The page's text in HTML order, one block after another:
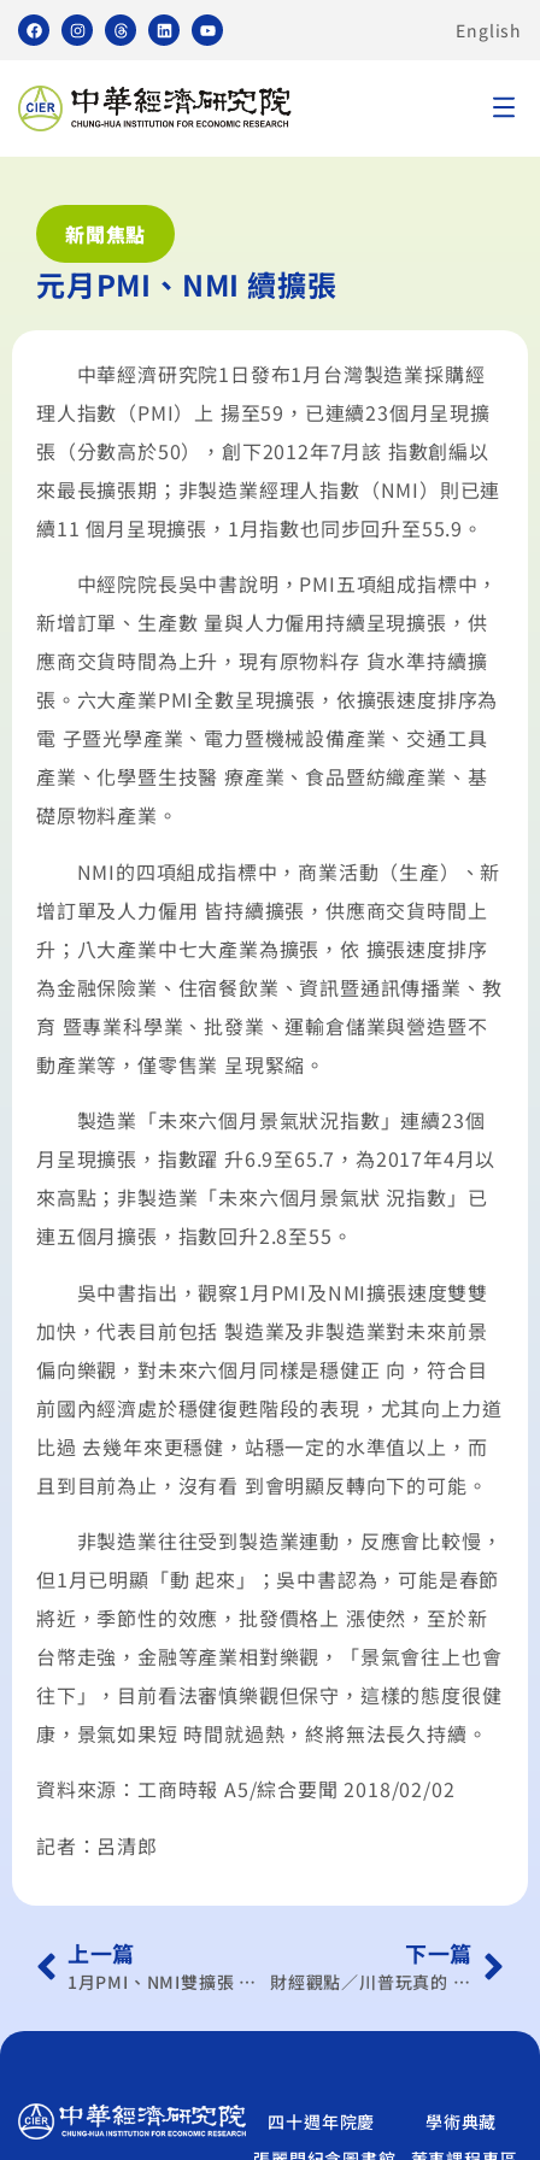
English
新聞焦點
元月PMI、NMI 續擴張
中華經濟研究院1日發布1月台灣製造業採購經
理人指數（PMI）上 揚至59，已連續23個月呈現擴
張（分數高於50），創下2012年7月該 指數創編以
來最長擴張期；非製造業經理人指數（NMI）則已連
續11 個月呈現擴張，1月指數也同步回升至55.9。
中經院院長吳中書說明，PMI五項組成指標中，
新增訂單、生產數 量與人力僱用持續呈現擴張，供
應商交貨時間為上升，現有原物料存 貨水準持續擴
張。六大產業PMI全數呈現擴張，依擴張速度排序為
電 子暨光學產業、電力暨機械設備產業、交通工具
產業、化學暨生技醫 療產業、食品暨紡織產業、基
礎原物料產業。
NMI的四項組成指標中，商業活動（生產）、新
增訂單及人力僱用 皆持續擴張，供應商交貨時間上
升；八大產業中七大產業為擴張，依 擴張速度排序
為金融保險業、住宿餐飲業、資訊暨通訊傳播業、教
育 暨專業科學業、批發業、運輸倉儲業與營造暨不
動產業等，僅零售業 呈現緊縮。
製造業「未來六個月景氣狀況指數」連續23個
月呈現擴張，指數躍 升6.9至65.7，為2017年4月以
來高點；非製造業「未來六個月景氣狀 況指數」已
連五個月擴張，指數回升2.8至55。
吳中書指出，觀察1月PMI及NMI擴張速度雙雙
加快，代表目前包括 製造業及非製造業對未來前景
偏向樂觀，對未來六個月同樣是穩健正 向，符合目
前國內經濟處於穩健復甦階段的表現，尤其向上力道
比過 去幾年來更穩健，站穩一定的水準值以上，而
且到目前為止，沒有看 到會明顯反轉向下的可能。
非製造業往往受到製造業連動，反應會比較慢，
但1月已明顯「動 起來」；吳中書認為，可能是春節
將近，季節性的效應，批發價格上 漲使然，至於新
台幣走強，金融等產業相對樂觀，「景氣會往上也會
往下」，目前看法審慎樂觀但保守，這樣的態度很健
康，景氣如果短 時間就過熱，終將無法長久持續。
資料來源：工商時報 A5/綜合要聞 2018/02/02
記者：呂清郎
上一篇
1月PMI、NMI雙擴張 中經院：景氣復甦中
下一篇
財經觀點／川普玩真的 我應建立機制因應
四十週年院慶
學術典藏